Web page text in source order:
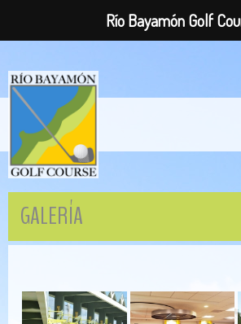
GALERÍA
Río Bayamón Golf